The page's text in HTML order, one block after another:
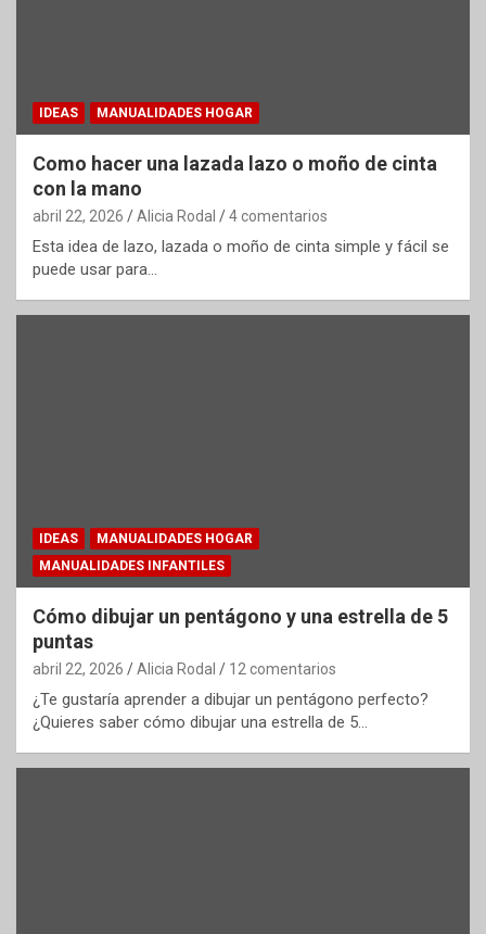
IDEAS MANUALIDADES HOGAR
Como hacer una lazada lazo o moño de cinta
con la mano
abril 22, 2026 Alicia Rodal 4 comentarios
Esta idea de lazo, lazada o moño de cinta simple y fácil se
puede usar para…
IDEAS
MANUALIDADES HOGAR
MANUALIDADES INFANTILES
Cómo dibujar un pentágono y una estrella de 5
puntas
abril 22, 2026 Alicia Rodal 12 comentarios
¿Te gustaría aprender a dibujar un pentágono perfecto?
¿Quieres saber cómo dibujar una estrella de 5…